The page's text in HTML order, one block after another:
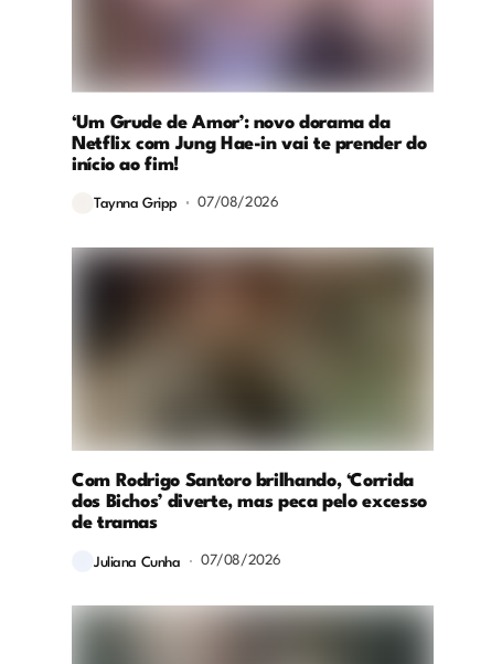
‘Um Grude de Amor’: novo dorama da
Netflix com Jung Hae-in vai te prender do
início ao fim!
Taynna Gripp 07/08/2026
Com Rodrigo Santoro brilhando, ‘Corrida
dos Bichos’ diverte, mas peca pelo excesso
de tramas
Juliana Cunha 07/08/2026